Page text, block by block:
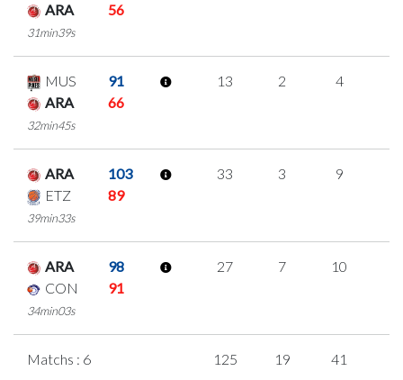
ARA
56
31min39s
MUS
91
ARA
66
32min45s
13 2 4
ARA
103
ETZ
89
39min33s
33 3 9
ARA
98
CON
91
34min03s
27 7 10
Matchs : 6 125 19 41